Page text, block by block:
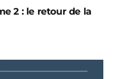
2 : le retour de la